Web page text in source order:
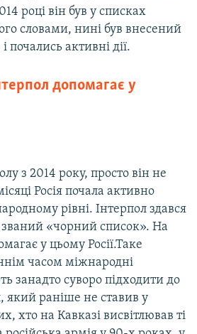
році він був у списках
словами, нині був внесений
почались активні дії.
допомагає у
з 2014 року, просто він не
Росія почала активно
рівні. Інтерпол здався
званий «чорний список». На
у цьому Росії.Таке
часом міжнародні
занадто суворо підходити до
який раніше не ставив у
хто на Кавказі висвітлював ті